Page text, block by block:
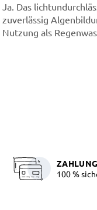
Ja. Das
zuverlässig
Nutzung als
ZAHLUNG
100 %